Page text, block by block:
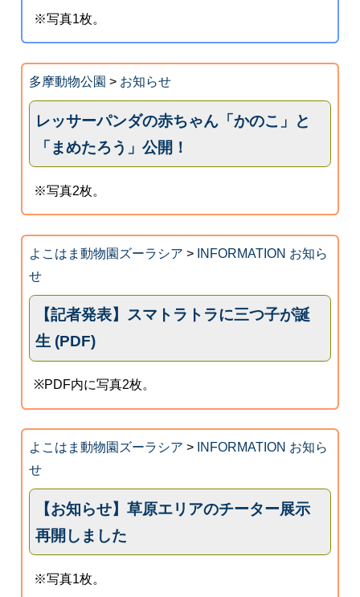
※写真1枚。
多摩動物公園 > お知らせ
レッサーパンダの赤ちゃん「かのこ」と
「まめたろう」公開！
※写真2枚。
よこはま動物園ズーラシア > INFORMATION お知ら
せ
【記者発表】スマトラトラに三つ子が誕
生 (PDF)
※PDF内に写真2枚。
よこはま動物園ズーラシア > INFORMATION お知ら
せ
【お知らせ】草原エリアのチーター展示
再開しました
※写真1枚。